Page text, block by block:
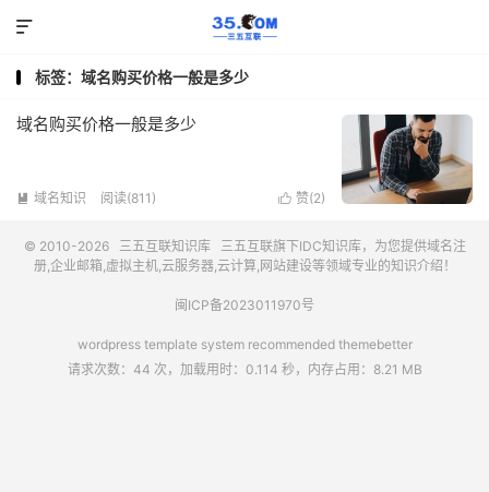

标签：域名购买价格一般是多少
域名购买价格一般是多少
 域名知识 阅读(811)  赞(2)
© 2010-2026 三五互联知识库 三五互联旗下IDC知识库，为您提供域名注
册,企业邮箱,虚拟主机,云服务器,云计算,网站建设等领域专业的知识介绍！
闽ICP备2023011970号
wordpress template system recommended themebetter
请求次数：44 次，加载用时：0.114 秒，内存占用：8.21 MB